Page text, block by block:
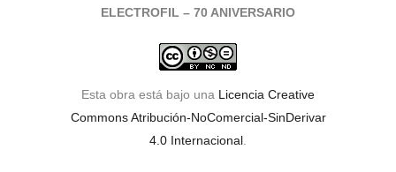
ELECTROFIL – 70 ANIVERSARIO
Esta obra está bajo una Licencia Creative
Commons Atribución-NoComercial-SinDerivar
4.0 Internacional